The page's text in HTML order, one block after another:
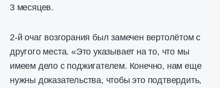
3 месяцев.
2-й очаг возгорания был замечен вертолётом с
другого места. «Это указывает на то, что мы
имеем дело с поджигателем. Конечно, нам еще
нужны доказательства, чтобы это подтвердить,